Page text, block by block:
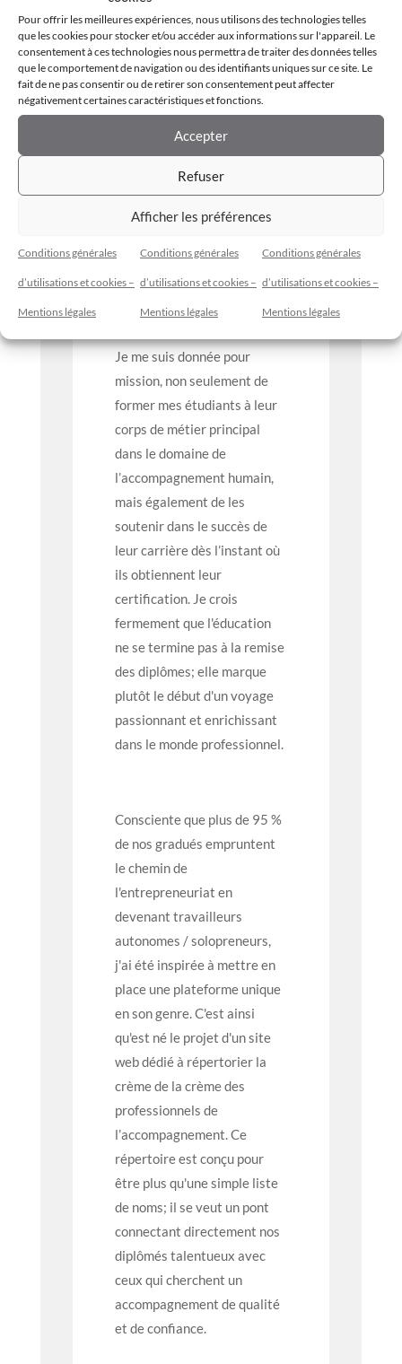
Pour offrir les meilleures expériences, nous utilisons des technologies telles
que les cookies pour stocker et/ou accéder aux informations sur l'appareil. Le
consentement à ces technologies nous permettra de traiter des données telles
que le comportement de navigation ou des identifiants uniques sur ce site. Le
fait de ne pas consentir ou de retirer son consentement peut affecter
négativement certaines caractéristiques et fonctions.
Accepter
Refuser
Afficher les préférences
Conditions générales
d’utilisations et cookies –
Mentions légales
Conditions générales
d’utilisations et cookies –
Mentions légales
Conditions générales
d’utilisations et cookies –
Mentions légales
pour fournir aux diplômés les
outils et le soutien nécessaires
pour développer leur activité
professionnelle, accroître leur
notoriété et élargir leur réseau
dans le domaine de
l'accompagnement.
compter parmi nos gradués
!!!
Je me suis donnée pour
mission, non seulement de
former mes étudiants à leur
corps de métier principal
dans le domaine de
l’accompagnement humain,
mais également de les
soutenir dans le succès de
leur carrière dès l’instant où
ils obtiennent leur
certification. Je crois
fermement que l'éducation
ne se termine pas à la remise
des diplômes; elle marque
plutôt le début d'un voyage
passionnant et enrichissant
dans le monde professionnel.
Consciente que plus de 95 %
de nos gradués empruntent
le chemin de
l'entrepreneuriat en
devenant travailleurs
autonomes / solopreneurs,
j'ai été inspirée à mettre en
place une plateforme unique
en son genre. C'est ainsi
qu'est né le projet d'un site
web dédié à répertorier la
crème de la crème des
professionnels de
l’accompagnement. Ce
répertoire est conçu pour
être plus qu'une simple liste
de noms; il se veut un pont
connectant directement nos
diplômés talentueux avec
ceux qui cherchent un
accompagnement de qualité
et de confiance.